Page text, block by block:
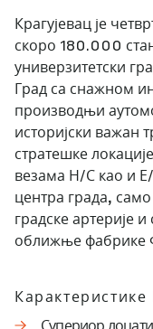
Крагујевац је
скоро 180.000
универзитетски
Град са снажном
производњи
историјски важан
стратешке
везама Н/С као и
центра града,
градске артерије
оближње фабрике
Карактеристике
Супериор